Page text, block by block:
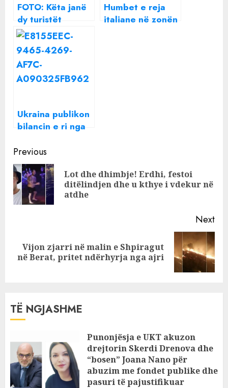
FOTO: Këta janë
dy turistët
italianë që
humbën jetën
nga aksidenti në
Sarandë
Humbet e reja
italiane në zonën
Ukraina publikon
bilancin e ri nga
mbi 5 mijë
ushtarë rusë
Continue
Reading
Previous
Lot dhe dhimbje! Erdhi, festoi
ditëlindjen dhe u kthye i vdekur në
atdhe
Next
Next
post:
Vijon zjarri në malin e Shpiragut
në Berat, pritet ndërhyrja nga ajri
TË NGJASHME
Punonjësja e UKT akuzon
drejtorin Skerdi Drenova dhe
“bosen” Joana Nano për
abuzim me fondet publike dhe
pasuri të pajustifikuar